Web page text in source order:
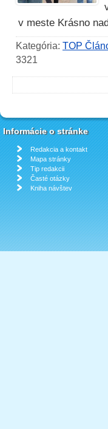
v meste Krásno
Kategória: TOP
3321
Informácie o stránke
Redakcia a kontakt
Mapa stránky
Tip redakcii
Časté otázky
Kniha návštev